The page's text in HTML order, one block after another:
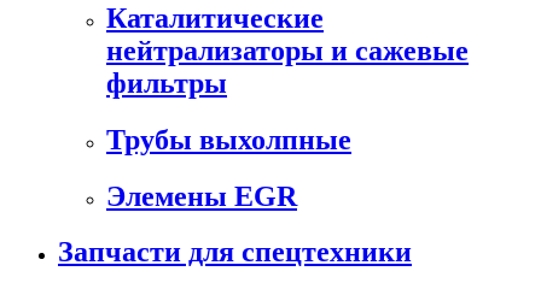
Каталитические
нейтрализаторы и сажевые
фильтры
Трубы выхолпные
Элемены EGR
Запчасти для спецтехники